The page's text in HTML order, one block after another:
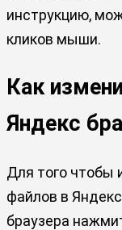
инструкцию,
кликов мыши.
Как
Яндекс
Для того чтобы
файлов в
браузера